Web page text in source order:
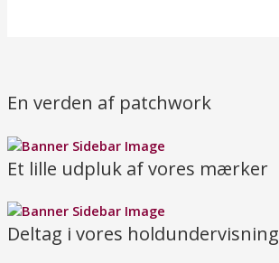
En verden af patchwork
Et lille udpluk af vores mærker
Deltag i vores holdundervisning